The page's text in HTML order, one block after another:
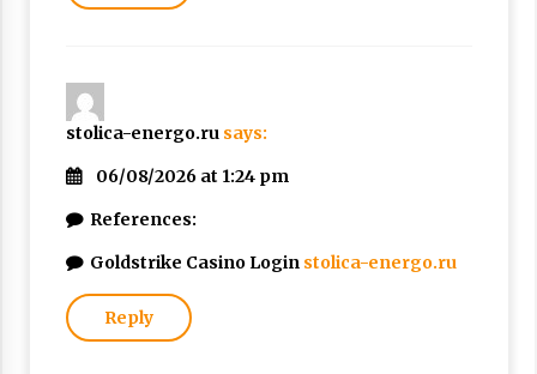
stolica-energo.ru says:
06/08/2026 at 1:24 pm
References:
Goldstrike Casino Login stolica-energo.ru
Reply